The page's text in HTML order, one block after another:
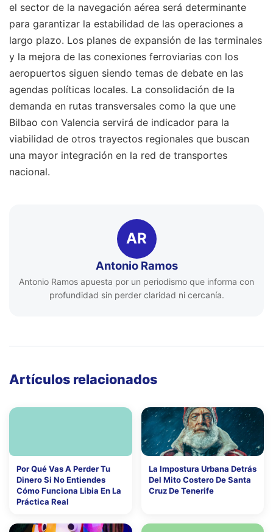
el sector de la navegación aérea será determinante
para garantizar la estabilidad de las operaciones a
largo plazo. Los planes de expansión de las terminales
y la mejora de las conexiones ferroviarias con los
aeropuertos siguen siendo temas de debate en las
agendas políticas locales. La consolidación de la
demanda en rutas transversales como la que une
Bilbao con Valencia servirá de indicador para la
viabilidad de otros trayectos regionales que buscan
una mayor integración en la red de transportes
nacional.
AR
Antonio Ramos
Antonio Ramos apuesta por un periodismo que informa con
profundidad sin perder claridad ni cercanía.
Artículos relacionados
Por Qué Vas A Perder Tu
Dinero Si No Entiendes
Cómo Funciona Libia En La
Práctica Real
La Impostura Urbana Detrás
Del Mito Costero De Santa
Cruz De Tenerife